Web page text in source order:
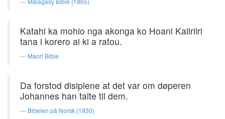
Katahi ka mohio nga akonga ko Hoani Kaiiriiri
tana i korero ai ki a ratou.
Maori Bible
Da forstod disiplene at det var om døperen
Johannes han talte til dem.
Bibelen på Norsk (1930)